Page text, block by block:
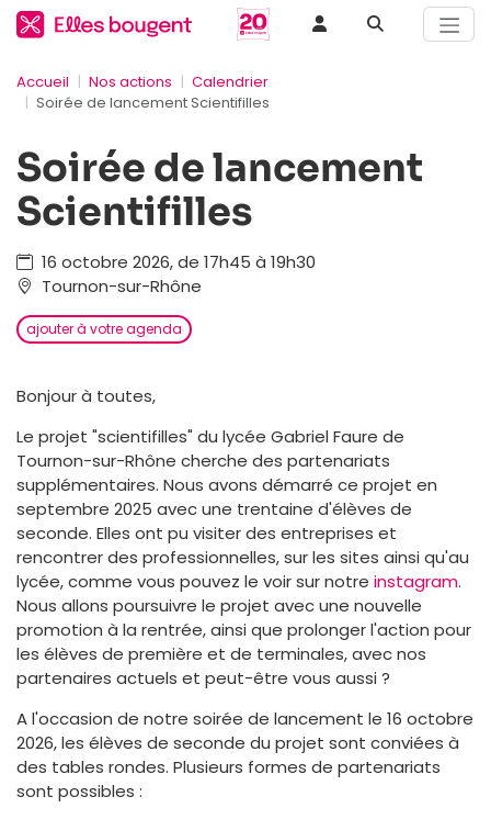
Accueil Nos actions
Calendrier
Soirée de lancement Scientifilles
Soirée de lancement
Scientifilles
16 octobre 2026, de 17h45 à 19h30
Tournon-sur-Rhône
ajouter à votre agenda
Bonjour à toutes,
Le projet "scientifilles" du lycée Gabriel Faure de
Tournon-sur-Rhône cherche des partenariats
supplémentaires. Nous avons démarré ce projet en
septembre 2025 avec une trentaine d'élèves de
seconde. Elles ont pu visiter des entreprises et
rencontrer des professionnelles, sur les sites ainsi qu'au
lycée, comme vous pouvez le voir sur notre instagram.
Nous allons poursuivre le projet avec une nouvelle
promotion à la rentrée, ainsi que prolonger l'action pour
les élèves de première et de terminales, avec nos
partenaires actuels et peut-être vous aussi ?
A l'occasion de notre soirée de lancement le 16 octobre
2026, les élèves de seconde du projet sont conviées à
des tables rondes. Plusieurs formes de partenariats
sont possibles :